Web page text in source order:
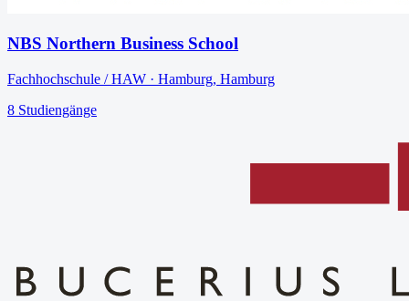
NBS Northern Business School
Fachhochschule / HAW · Hamburg, Hamburg
8 Studiengänge